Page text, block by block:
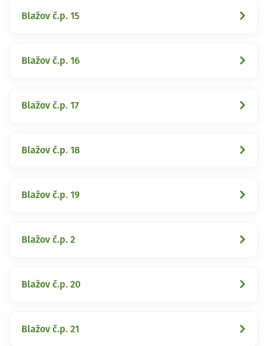
Blažov č.p. 15
Blažov č.p. 16
Blažov č.p. 17
Blažov č.p. 18
Blažov č.p. 19
Blažov č.p. 2
Blažov č.p. 20
Blažov č.p. 21